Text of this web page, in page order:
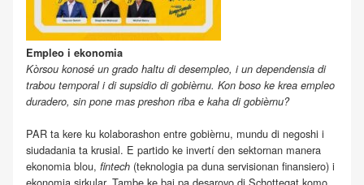
Empleo i ekonomia
Kòrsou konosé un grado haltu di desempleo, i un dependensia di
trabou temporal i di supsidio di gobièrnu. Kon boso ke krea empleo
duradero, sin pone mas preshon riba e kaha di gobièrnu?
PAR ta kere ku kolaborashon entre gobièrnu, mundu di negoshi i
siudadania ta krusial. E partido ke invertí den sektornan manera
ekonomia blou, fintech (teknologia pa duna servisionan finansiero) i
ekonomia sirkular. Tambe ke bai pa desaroyo di Schottegat komo